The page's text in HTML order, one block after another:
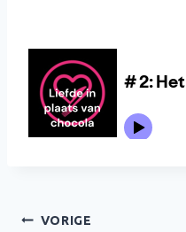
Bericht
VORIGE